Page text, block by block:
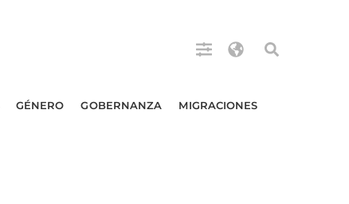
GÉNERO GOBERNANZA MIGRACIONES